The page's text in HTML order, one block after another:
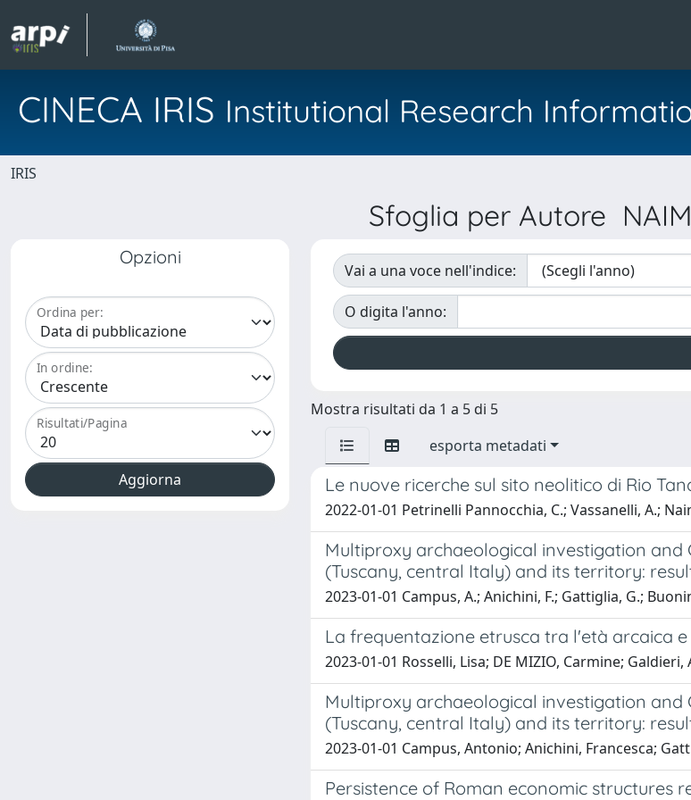
CINECA IRIS Institutional Research
IRIS
Sfoglia per Autore
Opzioni
Ordina per:
In ordine:
Risultati/Pagina
Vai a una voce nell'indice:
O digita l'anno:
Mostra risultati da 1 a 5 di 5
esporta metadati
Le nuove ricerche sul sito neolitico di Rio
2022-01-01 Petrinelli Pannocchia, C.; Vassanelli, A.;
Multiproxy archaeological investigation and
(Tuscany, central Italy) and its territory:
2023-01-01 Campus, A.; Anichini, F.; Gattiglia, G.;
La frequentazione etrusca tra l'età arcaica
2023-01-01 Rosselli, Lisa; DE MIZIO, Carmine;
Multiproxy archaeological investigation and
(Tuscany, central Italy) and its territory:
2023-01-01 Campus, Antonio; Anichini, Francesca;
Persistence of Roman economic structures